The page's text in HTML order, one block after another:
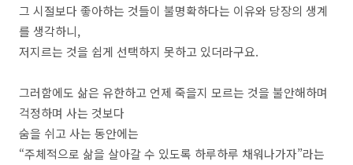
그 시절보다 좋아하는 것들이 불명확하다는 이유와 당장의 생계
를 생각하니,
저지르는 것을 쉽게 선택하지 못하고 있더라구요.
그러함에도 삶은 유한하고 언제 죽을지 모르는 것을 불안해하며
걱정하며 사는 것보다
숨을 쉬고 사는 동안에는
“주체적으로 삶을 살아갈 수 있도록 하루하루 채워나가자”라는